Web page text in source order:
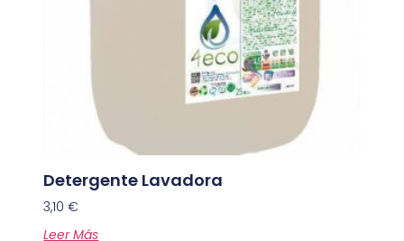
Detergente Lavadora
3,10€
Leer Más